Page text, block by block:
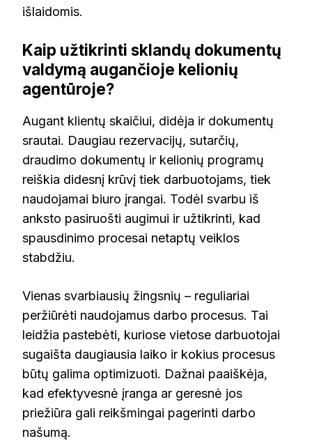
išlaidomis.
Kaip užtikrinti sklandų dokumentų
valdymą augančioje kelionių
agentūroje?
Augant klientų skaičiui, didėja ir dokumentų
srautai. Daugiau rezervacijų, sutarčių,
draudimo dokumentų ir kelionių programų
reiškia didesnį krūvį tiek darbuotojams, tiek
naudojamai biuro įrangai. Todėl svarbu iš
anksto pasiruošti augimui ir užtikrinti, kad
spausdinimo procesai netaptų veiklos
stabdžiu.
Vienas svarbiausių žingsnių – reguliariai
peržiūrėti naudojamus darbo procesus. Tai
leidžia pastebėti, kuriose vietose darbuotojai
sugaišta daugiausia laiko ir kokius procesus
būtų galima optimizuoti. Dažnai paaiškėja,
kad efektyvesnė įranga ar geresnė jos
priežiūra gali reikšmingai pagerinti darbo
našumą.